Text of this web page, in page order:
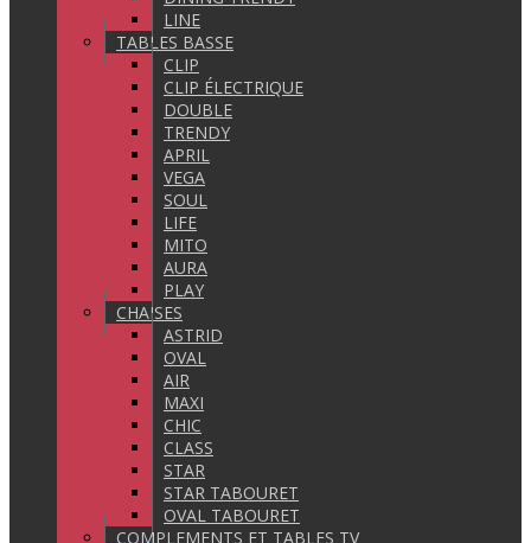
LINE
TABLES BASSE
CLIP
CLIP ÉLECTRIQUE
DOUBLE
TRENDY
APRIL
VEGA
SOUL
LIFE
MITO
AURA
PLAY
CHAISES
ASTRID
OVAL
AIR
MAXI
CHIC
CLASS
STAR
STAR TABOURET
OVAL TABOURET
COMPLEMENTS ET TABLES TV